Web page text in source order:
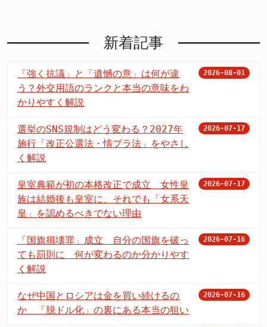
新着記事
「強く抗議」と「遺憾の意」は何が違
う？外交用語のランクと本当の意味をわ
かりやすく解説
2026-08-01
選挙のSNS規制はどう変わる？2027年
施行「改正公選法・情プラ法」をやさし
く解説
2026-07-17
皇室典範が初の本格改正で成立 女性皇
族は結婚後も皇室に、それでも「女系天
皇」を認めるべきでない理由
2026-07-17
「国旗損壊罪」成立 自分の国旗を破っ
ても罰則に 何が変わるのか分かりやす
く解説
2026-07-16
なぜ中国とロシアは金を買い続けるの
か 「脱ドル化」の裏にある本当の狙い
2026-07-16